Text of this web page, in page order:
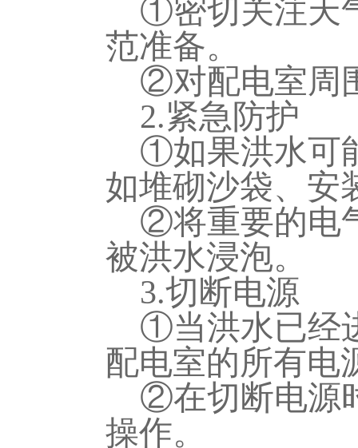
①密切关注天
范准备。
②对配电室周
2.紧急防护
①如果洪水可
如堆砌沙袋、安
②将重要的电
被洪水浸泡。
3.切断电源
①当洪水已经
配电室的所有电
②在切断电源
操作。